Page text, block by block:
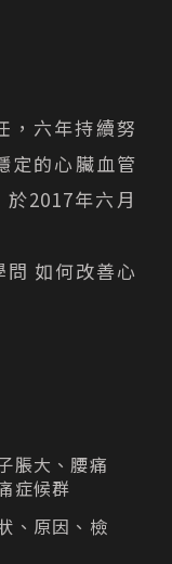
，六年持續努
定的心臟血管
2017年六月
問 如何改善心
脹大、腰痛
症候群
、原因、檢